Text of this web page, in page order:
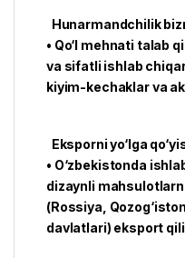
Hunarmandchilik
• Qo‘l mehnati talab
va sifatli ishlab
kiyim-kechaklar va
Eksporni yo‘lga
• O‘zbekistonda
dizaynli
(Rossiya,
davlatlari) eksport